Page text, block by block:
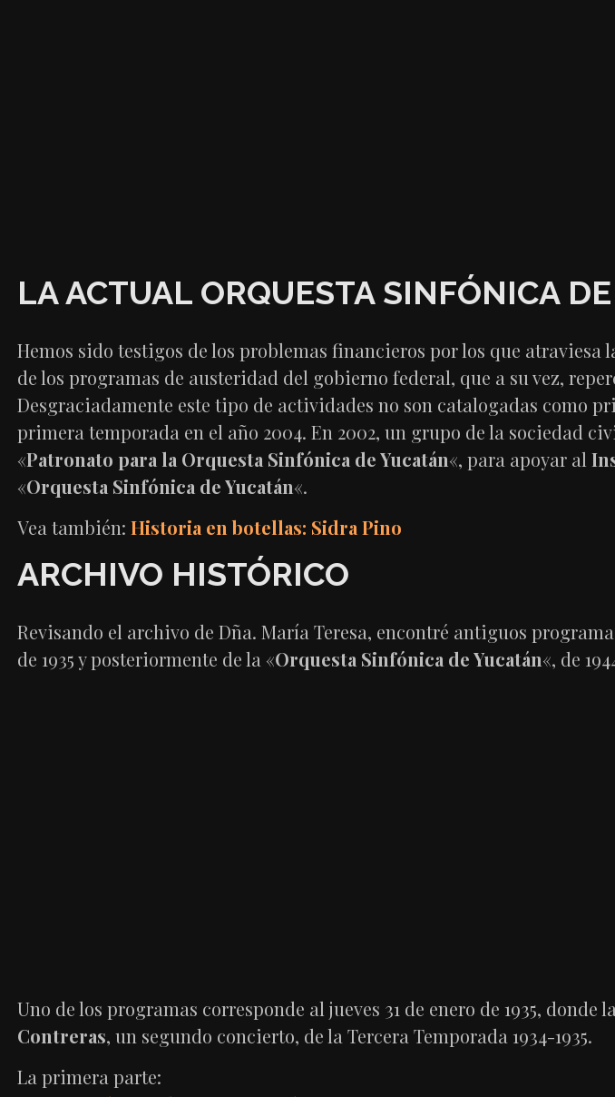
LA ACTUAL ORQUESTA SINFÓNICA
Hemos sido testigos de los problemas financieros por los que atraviesa
de los programas de austeridad del gobierno federal, que a su vez,
Desgraciadamente este tipo de actividades no son catalogadas como
primera temporada en el año 2004. En 2002, un grupo de la sociedad
«Patronato para la Orquesta Sinfónica de Yucatán«, para apoyar al
«Orquesta Sinfónica de Yucatán«.
Vea también: Historia en botellas: Sidra Pino
ARCHIVO HISTÓRICO
Revisando el archivo de Dña. María Teresa, encontré antiguos
de 1935 y posteriormente de la «Orquesta Sinfónica de Yucatán«, de
Uno de los programas corresponde al jueves 31 de enero de 1935, donde
Contreras, un segundo concierto, de la Tercera Temporada 1934-1935.
La primera parte: